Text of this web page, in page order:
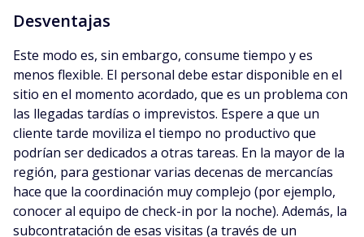
Desventajas
Este modo es, sin embargo, consume tiempo y es
menos flexible. El personal debe estar disponible en el
sitio en el momento acordado, que es un problema con
las llegadas tardías o imprevistos. Espere a que un
cliente tarde moviliza el tiempo no productivo que
podrían ser dedicados a otras tareas. En la mayor de la
región, para gestionar varias decenas de mercancías
hace que la coordinación muy complejo (por ejemplo,
conocer al equipo de check-in por la noche). Además, la
subcontratación de esas visitas (a través de un